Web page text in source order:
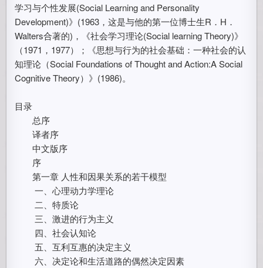
学习与个性发展(Social Learning and Personality
Development)》(1963，这是与他的第一位博士生R．H．
Walters合著的)，《社会学习理论(Social learning Theory)》
（1971，1977）；《思想与行为的社会基础：一种社会的认
知理论（Social Foundations of Thought and Action:A Social
Cognitive Theory）》(1986)。
目录
总序
译者序
中文版序
序
第一章 人性和因果关系的若干模型
一、心理动力学理论
二、特质论
三、激进的行为主义
四、社会认知论
五、互利互惠的决定主义
六、决定论和生活道路的偶然决定因素